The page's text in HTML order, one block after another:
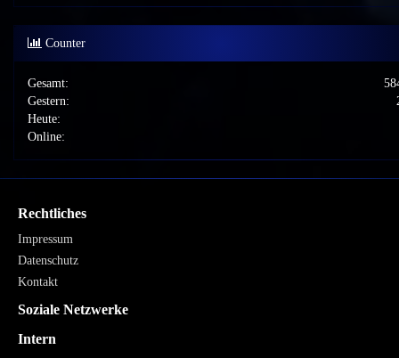
Counter
Gesamt:
Gestern:
Heute:
Online:
Rechtliches
Impressum
Datenschutz
Kontakt
Soziale Netzwerke
Intern